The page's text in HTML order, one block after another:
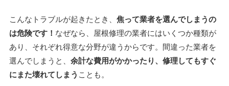
こんなトラブルが起きたとき、 焦って業者を選んでしまうの
は危険です！ なぜなら、屋根修理の業者にはいくつか種類が
あり、それぞれ得意な分野が違うからです。間違った業者を
選んでしまうと、 余計な費用がかかったり、修理してもすぐ
にまた壊れてしまう ことも。